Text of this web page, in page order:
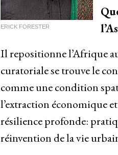
ERICK FORESTER
Il repositionne l’Afrique
curatoriale se trouve le
comme une condition
l’extraction économique
résilience profonde:
réinvention de la vie